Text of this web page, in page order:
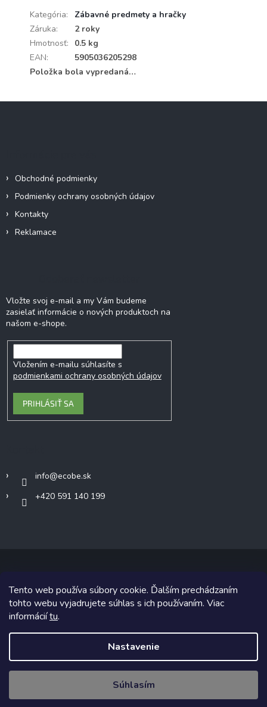
Tento web používa súbory cookie. Ďalším prechádzaním
tohto webu vyjadrujete súhlas s ich používaním. Viac
informáciítu.
Nastavenie
Súhlasím
Kategória:
Zábavné predmety a hračky
Záruka:
2 roky
Hmotnosť:
0.5 kg
EAN:
5905036205298
Položka bola vypredaná…
Obchodné podmienky
Podmienky ochrany osobných údajov
Kontakty
Reklamace
Vložte svoj e-mail a my Vám budeme
zasielať informácie o nových produktoch na
našom e-shope.
Vložením e-mailu súhlasíte s
podmienkami ochrany osobných údajov
PRIHLÁSIŤ SA
info@ecobe.sk
+420 591 140 199
Copyright 2026Ecobe.sk. Všetky práva vyhradené.
Grafický návrh vytvoril a na Shoptet implementoval
Shoptetak.cz.